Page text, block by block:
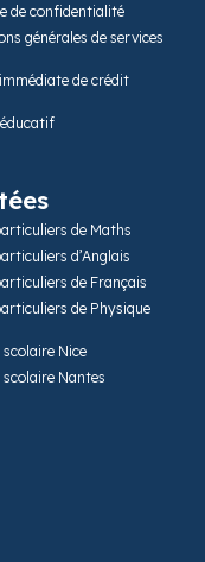
de confidentialité
générales de services
de crédit
de Maths
d’Anglais
de Français
de Physique
Nice
Nantes